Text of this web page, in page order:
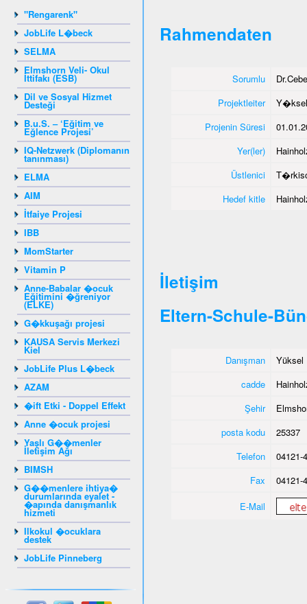
"Rengarenk"
JobLife L�beck
SELMA
Elmshorn Veli- Okul
İttifakı (ESB)
Dil ve Sosyal Hizmet
Desteği
B.u.S. – ‘Eğitim ve
Eğlence Projesi’
IQ-Netzwerk (Diplomanın
tanınması)
ELMA
AIM
İtfaiye Projesi
IBB
MomStarter
Vitamin P
Anne-Babalar �ocuk
Eğitimini �ğreniyor
(ELKE)
G�kkuşağı projesi
KAUSA Servis Merkezi
Kiel
JobLife Plus L�beck
AZAM
�ift Etki - Doppel Effekt
Anne �ocuk projesi
Yaşlı G��menler
İletişim Ağı
BIMSH
G��menlere ihtiya�
durumlarında eyalet -
�apında danışmanlık
hizmeti
Ilkokul �ocuklara
destek
JobLife Pinneberg
Rahmendaten
Sorumlu
Projektleiter
Projenin Süresi
Yer(ler)
Üstlenici
Hedef kitle
İletişim
Eltern-Schule-
Danışman
Yüksel
cadde
Şehir
posta kodu
25337
Telefon
04121-
Fax
04121-
E-Mail